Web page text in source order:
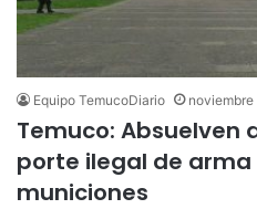
Equipo TemucoDiario noviembre
Temuco: Absuelven
porte ilegal de
municiones